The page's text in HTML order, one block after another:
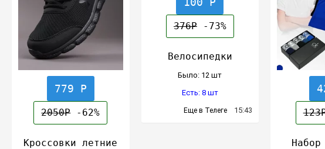
779 Р
2050Р-62%
Кроссовки летние
376Р-73%
Велосипедки
Было: 12 шт
Есть: 8 шт
Еще в Телеге 15:43
Набор